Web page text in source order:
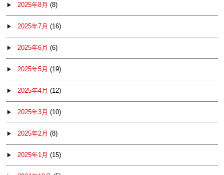
2025年8月 (8)
2025年7月 (16)
2025年6月 (6)
2025年5月 (19)
2025年4月 (12)
2025年3月 (10)
2025年2月 (8)
2025年1月 (15)